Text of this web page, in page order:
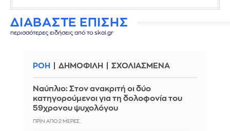
ΔΙΑΒΑΣΤΕ ΕΠΙΣΗΣ
περισσότερες ειδήσεις από το skai.gr
ΡΟΗ ΔΗΜΟΦΙΛΗ ΣΧΟΛΙΑΣΜΕΝΑ
Ναύπλιο: Στον ανακριτή οι δύο
κατηγορούμενοι για τη δολοφονία του
59χρονου ψυχολόγου
ΠΡΙΝ ΑΠΌ 2 ΜΈΡΕΣ